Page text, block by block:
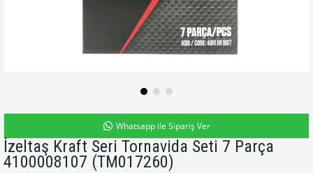
Whatsapp ile Sipariş Ver
İzeltaş Kraft Seri Tornavida Seti 7 Parça
4100008107 (TM017260)